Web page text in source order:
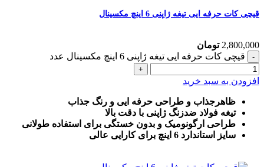
قیچی کات حرفه ایی تیغه ژاپنی 6 اینچ مکسینال
2,800,000 تومان
قیچی کات حرفه ایی تیغه ژاپنی 6 اینچ مکسینال عدد
افزودن به سبد خرید
ظاهرجذاب و طراحی حرفه ایی و رنگ جذاب
تیغه فولاد ضدزنگ ژاپنی با دقت بالا
طراحی ارگونومیک و بدون خستگی برای استفاده طولانی
سایز استاندارد 6 اینچ برای کارایی عالی